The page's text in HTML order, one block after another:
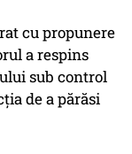
cu propunere
a respins
sub control
de a părăsi